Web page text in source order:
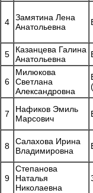
4
Замятина Лена
Анатольевна
5
Казанцева Галина
Анатольевна
6
Милюкова
Светлана
Александровна
7
Нафиков Эмиль
Марсович
8
Салахова Ирина
Владимировна
9
Степанова
Наталья
Николаевна